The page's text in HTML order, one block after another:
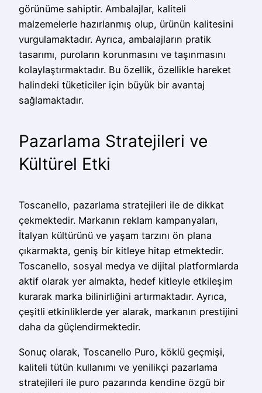
görünüme sahiptir. Ambalajlar, kaliteli
malzemelerle hazırlanmış olup, ürünün kalitesini
vurgulamaktadır. Ayrıca, ambalajların pratik
tasarımı, puroların korunmasını ve taşınmasını
kolaylaştırmaktadır. Bu özellik, özellikle hareket
halindeki tüketiciler için büyük bir avantaj
sağlamaktadır.
Pazarlama Stratejileri ve
Kültürel Etki
Toscanello, pazarlama stratejileri ile de dikkat
çekmektedir. Markanın reklam kampanyaları,
İtalyan kültürünü ve yaşam tarzını ön plana
çıkarmakta, geniş bir kitleye hitap etmektedir.
Toscanello, sosyal medya ve dijital platformlarda
aktif olarak yer almakta, hedef kitleyle etkileşim
kurarak marka bilinirliğini artırmaktadır. Ayrıca,
çeşitli etkinliklerde yer alarak, markanın prestijini
daha da güçlendirmektedir.
Sonuç olarak, Toscanello Puro, köklü geçmişi,
kaliteli tütün kullanımı ve yenilikçi pazarlama
stratejileri ile puro pazarında kendine özgü bir